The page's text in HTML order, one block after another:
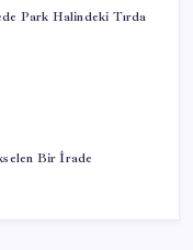
Park Halindeki Tırda
Bir İrade